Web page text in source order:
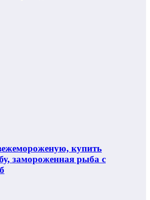
купить
замороженная рыба с